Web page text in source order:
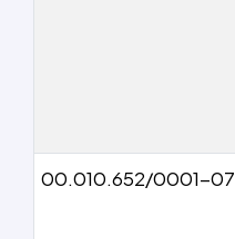
00.010.652/0001-07